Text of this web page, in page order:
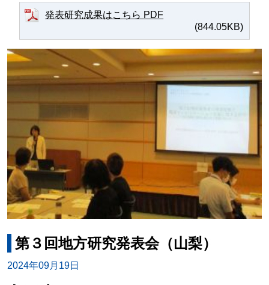
発表研究成果はこちら PDF
(844.05KB)
第３回地方研究発表会（山梨）
2024年09月19日